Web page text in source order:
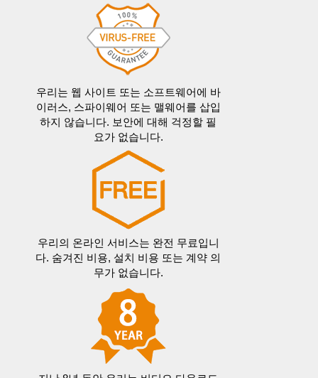
우리는 웹 사이트 또는 소프트웨어에 바
이러스, 스파이웨어 또는 맬웨어를 삽입
하지 않습니다. 보안에 대해 걱정할 필
요가 없습니다.
우리의 온라인 서비스는 완전 무료입니
다. 숨겨진 비용, 설치 비용 또는 계약 의
무가 없습니다.